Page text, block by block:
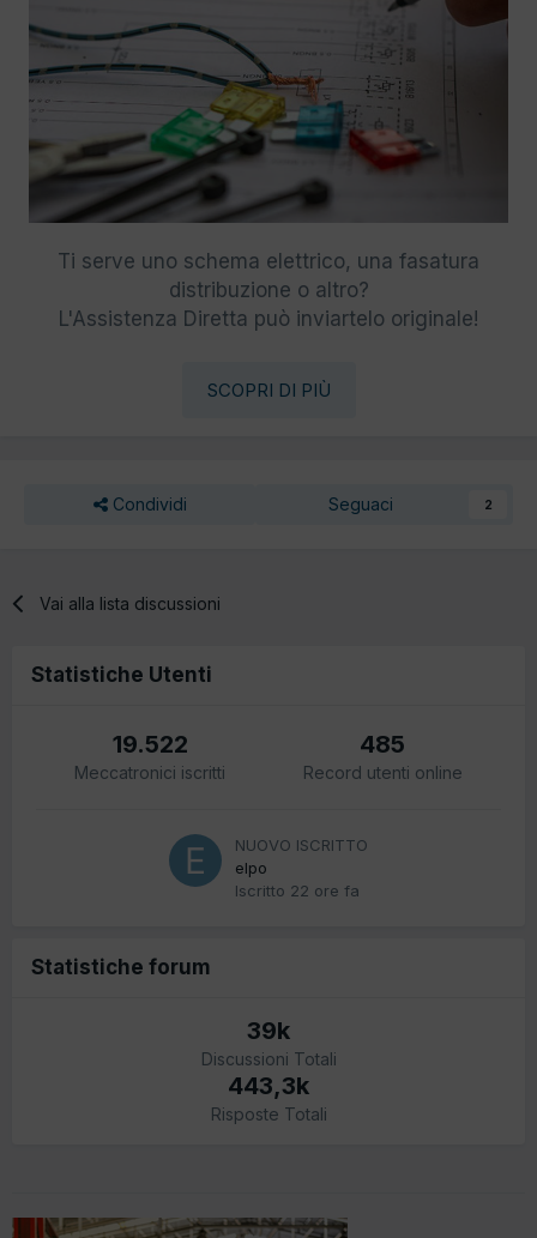
Ti serve uno schema elettrico, una fasatura
distribuzione o altro?
L'Assistenza Diretta può inviartelo originale!
SCOPRI DI PIÙ
Condividi Seguaci 2
Vai alla lista discussioni
Statistiche Utenti
19.522
Meccatronici iscritti
485
Record utenti online
NUOVO ISCRITTO
elpo
Iscritto 22 ore fa
Statistiche forum
39k
Discussioni Totali
443,3k
Risposte Totali